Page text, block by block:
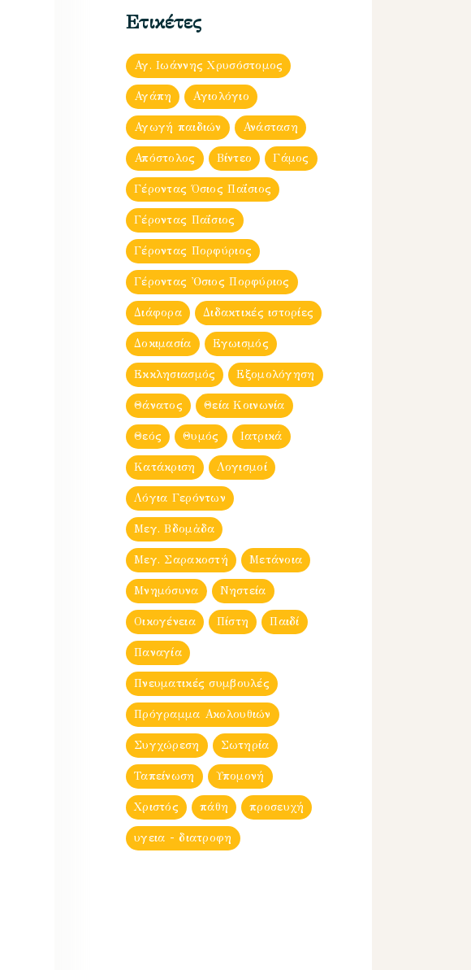
Ετικέτες
Αγ. Ιωάννης Χρυσόστομος
Αγάπη Αγιολόγιο
Αγωγή παιδιών Ανάσταση
Απόστολος Βίντεο Γάμος
Γέροντας Όσιος Παΐσιος
Γέροντας Παΐσιος
Γέροντας Πορφύριος
Γέροντας Ὀσιος Πορφύριος
Διάφορα Διδακτικές ιστορίες
Δοκιμασία Εγωισμός
Εκκλησιασμός Εξομολόγηση
Θάνατος Θεία Κοινωνία
Θεός Θυμός Ιατρικά
Κατάκριση Λογισμοί
Λόγια Γερόντων
Μεγ. Βδομἀδα
Μεγ. Σαρακοστή Μετάνοια
Μνημόσυνα Νηστεία
Οικογένεια Πίστη Παιδί
Παναγία
Πνευματικές συμβουλές
Πρόγραμμα Ακολουθιών
Συγχώρεση Σωτηρία
Ταπείνωση Υπομονή
Χριστός πάθη προσευχή
υγεια - διατροφη